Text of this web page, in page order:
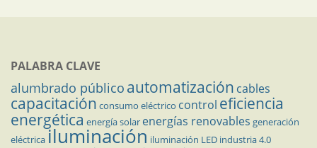
PALABRA CLAVE
alumbrado público automatización cables
capacitación consumo eléctrico control eficiencia
energética energía solar energías renovables generación
eléctricailuminación iluminación LED industria 4.0